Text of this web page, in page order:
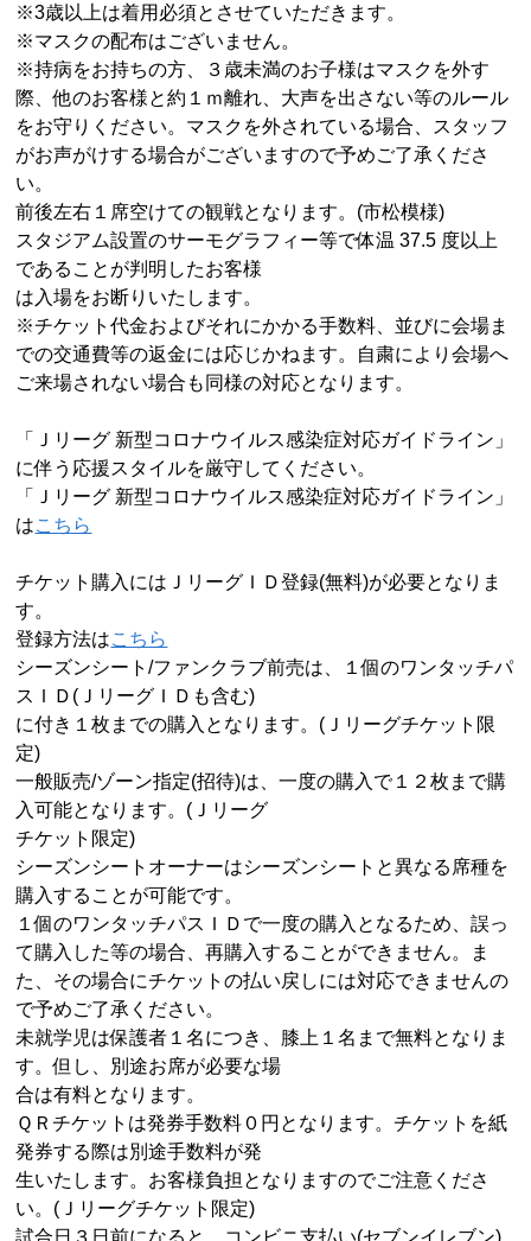
※3歳以上は着用必須とさせていただきます。
※マスクの配布はございません。
※持病をお持ちの方、３歳未満のお子様はマスクを外す
際、他のお客様と約１ｍ離れ、大声を出さない等のルール
をお守りください。マスクを外されている場合、スタッフ
がお声がけする場合がございますので予めご了承くださ
い。
前後左右１席空けての観戦となります。 (市松模様)
スタジアム設置のサーモグラフィー等で体温 37.5 度以上
であることが判明したお客様
は入場をお断りいたします。
※チケット代金およびそれにかかる手数料、並びに会場ま
での交通費等の返金には応じかねます。自粛により会場へ
ご来場されない場合も同様の対応となります。
「Ｊリーグ 新型コロナウイルス感染症対応ガイドライン」
に伴う応援スタイルを厳守してください。
「Ｊリーグ 新型コロナウイルス感染症対応ガイドライン」
はこちら
チケット購入にはＪリーグＩＤ登録(無料)が必要となりま
す。
登録方法はこちら
シーズンシート/ファンクラブ前売は、１個のワンタッチパ
スＩＤ ( ＪリーグＩＤも含む)
に付き１枚までの購入となります。 ( Ｊリーグチケット限
定)
一般販売/ゾーン指定(招待)は、一度の購入で１２枚まで購
入可能となります。 ( Ｊリーグ
チケット限定)
シーズンシートオーナーはシーズンシートと異なる席種を
購入することが可能です。
１個のワンタッチパスＩＤで一度の購入となるため、誤っ
て購入した等の場合、再購入することができません。ま
た、その場合にチケットの払い戻しには対応できませんの
で予めご了承ください。
未就学児は保護者１名につき、膝上１名まで無料となりま
す。但し、別途お席が必要な場
合は有料となります。
ＱＲチケットは発券手数料０円となります。チケットを紙
発券する際は別途手数料が発
生いたします。お客様負担となりますのでご注意くださ
い。 ( Ｊリーグチケット限定)
試合日３日前になると、コンビニ支払い(セブンイレブン)